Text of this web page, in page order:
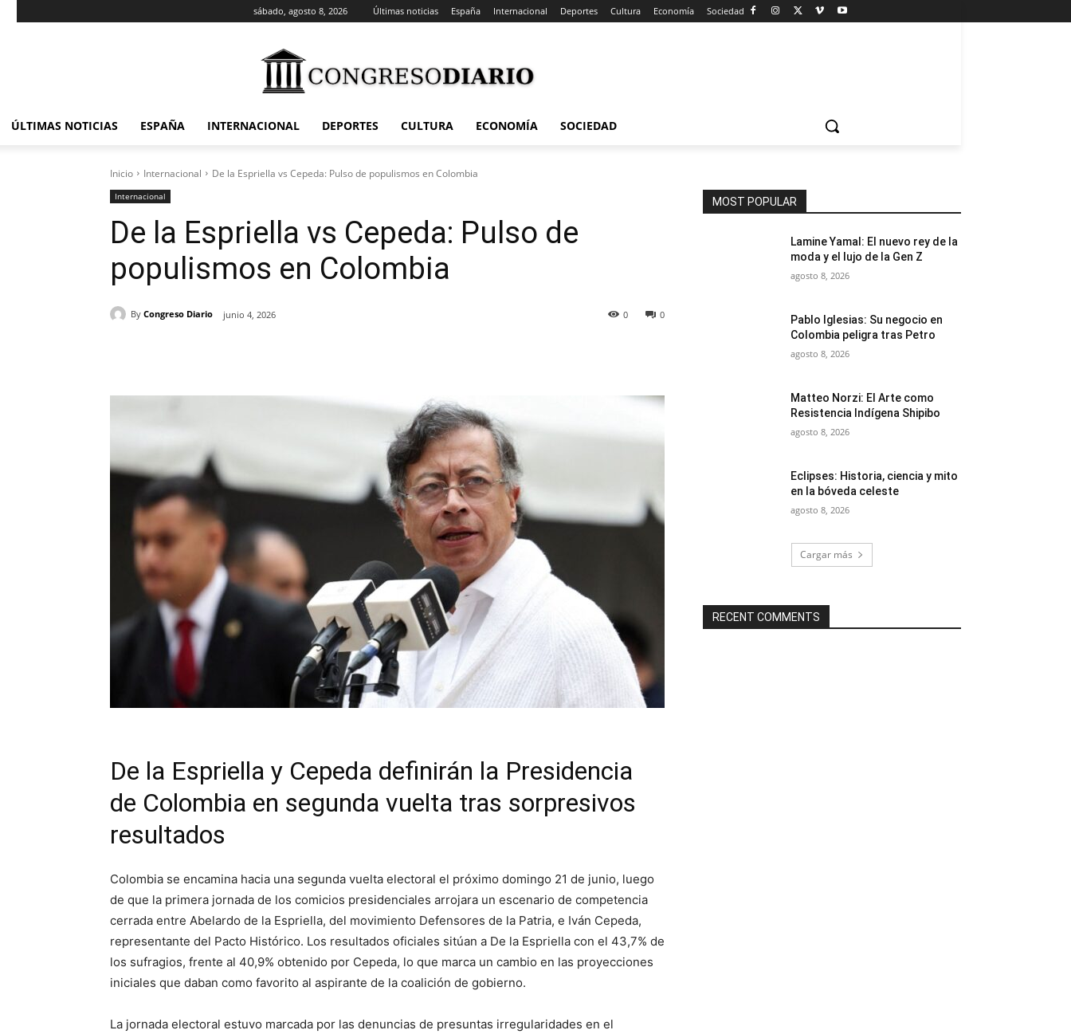
sábado, agosto 8, 2026 Últimas noticias España Internacional Deportes Cultura Economía Sociedad
ÚLTIMAS NOTICIAS ESPAÑA INTERNACIONAL DEPORTES CULTURA ECONOMÍA SOCIEDAD
Inicio Internacional De la Espriella vs Cepeda: Pulso de populismos en Colombia
Internacional
De la Espriella vs Cepeda: Pulso de
populismos en Colombia
By Congreso Diario junio 4, 2026 0
0
De la Espriella y Cepeda definirán la Presidencia
de Colombia en segunda vuelta tras sorpresivos
resultados
Colombia se encamina hacia una segunda vuelta electoral el próximo domingo 21 de junio, luego
de que la primera jornada de los comicios presidenciales arrojara un escenario de competencia
cerrada entre Abelardo de la Espriella, del movimiento Defensores de la Patria, e Iván Cepeda,
representante del Pacto Histórico. Los resultados oficiales sitúan a De la Espriella con el 43,7% de
los sufragios, frente al 40,9% obtenido por Cepeda, lo que marca un cambio en las proyecciones
iniciales que daban como favorito al aspirante de la coalición de gobierno.
La jornada electoral estuvo marcada por las denuncias de presuntas irregularidades en el
MOST POPULAR
Lamine Yamal: El nuevo rey de la
moda y el lujo de la Gen Z
agosto 8, 2026
Pablo Iglesias: Su negocio en
Colombia peligra tras Petro
agosto 8, 2026
Matteo Norzi: El Arte como
Resistencia Indígena Shipibo
agosto 8, 2026
Eclipses: Historia, ciencia y mito
en la bóveda celeste
agosto 8, 2026
Cargar más
RECENT COMMENTS